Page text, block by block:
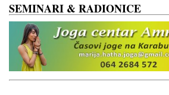
SEMINARI & RADIONICE